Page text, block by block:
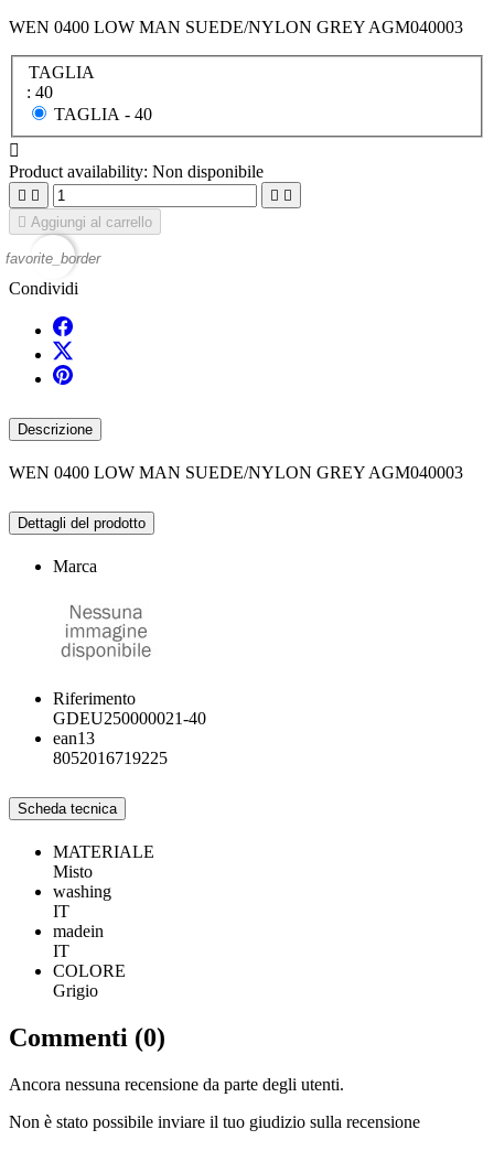
WEN 0400 LOW MAN SUEDE/NYLON GREY AGM040003
TAGLIA
: 40
TAGLIA - 40

Product availability: Non disponibile
   
 Aggiungi al carrello
favorite_border
Condividi
Descrizione
WEN 0400 LOW MAN SUEDE/NYLON GREY AGM040003
Dettagli del prodotto
Marca
Riferimento
GDEU250000021-40
ean13
8052016719225
Scheda tecnica
MATERIALE
Misto
washing
IT
madein
IT
COLORE
Grigio
Commenti (0)
Ancora nessuna recensione da parte degli utenti.
Non è stato possibile inviare il tuo giudizio sulla recensione